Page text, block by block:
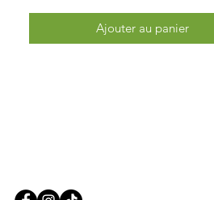
Ajouter au panier